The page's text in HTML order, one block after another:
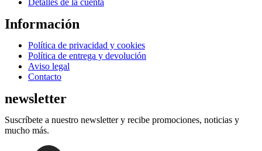
Información
Menú
Política de privacidad y cookies
Política de entrega y devolución
Aviso legal
Contacto
newsletter
Suscríbete a nuestro newsletter y recibe promociones, noticias y
mucho más.